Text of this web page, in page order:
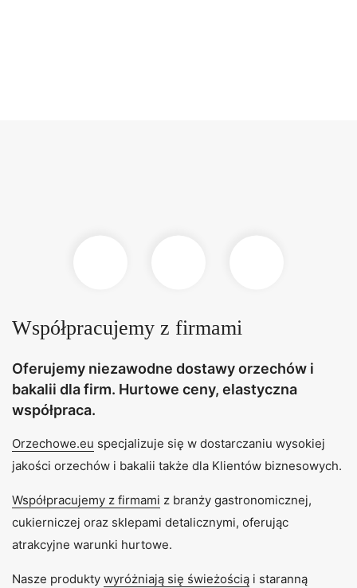
Współpracujemy z firmami
Oferujemy niezawodne dostawy orzechów i
bakalii dla firm. Hurtowe ceny, elastyczna
współpraca.
Orzechowe.eu specjalizuje się w dostarczaniu wysokiej
jakości orzechów i bakalii także dla Klientów biznesowych.
Współpracujemy z firmami z branży gastronomicznej,
cukierniczej oraz sklepami detalicznymi, oferując
atrakcyjne warunki hurtowe.
Nasze produkty wyróżniają się świeżością i staranną